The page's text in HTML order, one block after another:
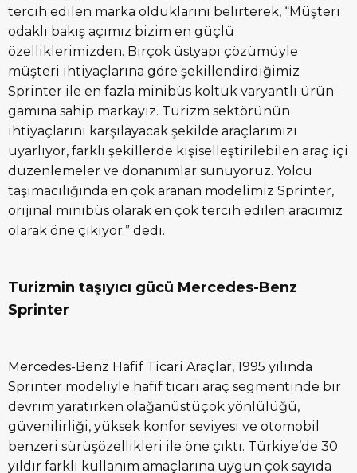
tercih edilen marka olduklarını belirterek, “Müşteri
odaklı bakış açımız bizim en güçlü
özelliklerimizden. Birçok üstyapı çözümüyle
müşteri ihtiyaçlarına göre şekillendirdiğimiz
Sprinter ile en fazla minibüs koltuk varyantlı ürün
gamına sahip markayız. Turizm sektörünün
ihtiyaçlarını karşılayacak şekilde araçlarımızı
uyarlıyor, farklı şekillerde kişiselleştirilebilen araç içi
düzenlemeler ve donanımlar sunuyoruz. Yolcu
taşımacılığında en çok aranan modelimiz Sprinter,
orijinal minibüs olarak en çok tercih edilen aracımız
olarak öne çıkıyor.” dedi.
Turizmin taşıyıcı gücü Mercedes-Benz
Sprinter
Mercedes-Benz Hafif Ticari Araçlar, 1995 yılında
Sprinter modeliyle hafif ticari araç segmentinde bir
devrim yaratırken olağanüstüçok yönlülüğü,
güvenilirliği, yüksek konfor seviyesi ve otomobil
benzeri sürüşözellikleri ile öne çıktı. Türkiye’de 30
yıldır farklı kullanım amaçlarına uygun çok sayıda